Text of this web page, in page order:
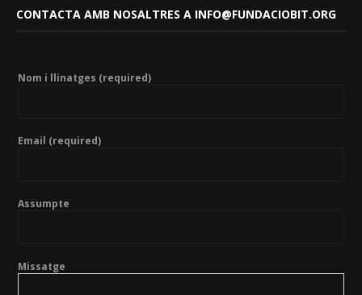
CONTACTA AMB NOSALTRES A INFO@FUNDACIOBIT.ORG
Nom i llinatges (required)
Email (required)
Assumpte
Missatge